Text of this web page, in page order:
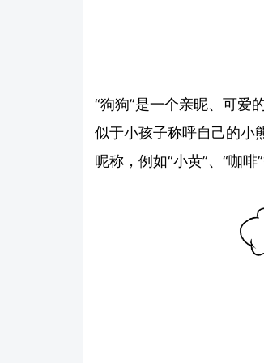
“狗狗”是一个亲昵、可爱
似于小孩子称呼自己的小
昵称，例如“小黄”、“咖